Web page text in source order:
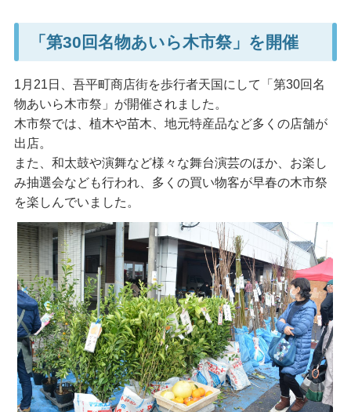
「第30回名物あいら木市祭」を開催
1月21日、吾平町商店街を歩行者天国にして「第30回名
物あいら木市祭」が開催されました。
木市祭では、植木や苗木、地元特産品など多くの店舗が
出店。
また、和太鼓や演舞など様々な舞台演芸のほか、お楽し
み抽選会なども行われ、多くの買い物客が早春の木市祭
を楽しんでいました。